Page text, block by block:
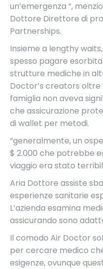
un’emergenza “,
Dottore Direttore di
Partnerships.
Insieme a lengthy
spesso pagare
strutture mediche in
Doctor’s creators
famiglia non aveva
che assicurazione
di wallet per metodi.
“generalmente, un
$ 2.000 che potrebbe
viaggio era stato
Aria Dottore assiste
esperienze sanitarie
L’azienda esamina
assicurando sono
Il comodo Air Doctor
per cercare medico
esigenze, ovunque